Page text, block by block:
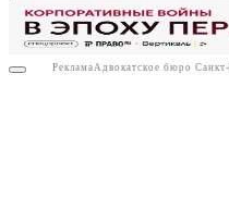
Реклама Адвокатское бюро